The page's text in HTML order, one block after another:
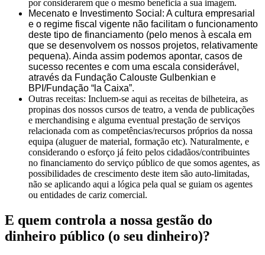
por considerarem que o mesmo beneficia a sua imagem.
Mecenato e Investimento Social: A cultura empresarial
e o regime fiscal vigente não facilitam o funcionamento
deste tipo de financiamento (pelo menos à escala em
que se desenvolvem os nossos projetos, relativamente
pequena). Ainda assim podemos apontar, casos de
sucesso recentes e com uma escala considerável,
através da Fundação Calouste Gulbenkian e
BPI/Fundação “la Caixa”.
Outras receitas: Incluem-se aqui as receitas de bilheteira, as
propinas dos nossos cursos de teatro, a venda de publicações
e merchandising e alguma eventual prestação de serviços
relacionada com as competências/recursos próprios da nossa
equipa (aluguer de material, formação etc). Naturalmente, e
considerando o esforço já feito pelos cidadãos/contribuintes
no financiamento do serviço público de que somos agentes, as
possibilidades de crescimento deste item são auto-limitadas,
não se aplicando aqui a lógica pela qual se guiam os agentes
ou entidades de cariz comercial.
E quem controla a nossa gestão do
dinheiro público (o seu dinheiro)?